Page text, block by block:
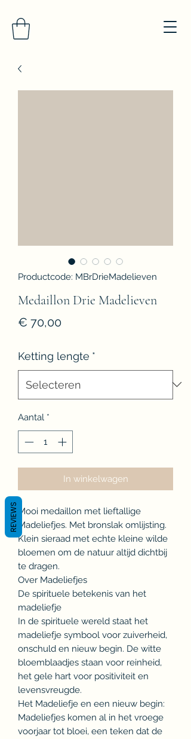
Productcode: MBrDrieMadelieven
Medaillon Drie Madelieven
€ 70,00Prijs
Ketting lengte *
Aantal *
In winkelwagen
Mooi medaillon met lieftallige
Madeliefjes. Met bronslak omlijsting.
Klein sieraad met echte kleine wilde
bloemen om de natuur altijd dichtbij
te dragen.
Over Madeliefjes
De spirituele betekenis van het
madeliefje
In de spirituele wereld staat het
madeliefje symbool voor zuiverheid,
onschuld en nieuw begin. De witte
bloemblaadjes staan voor reinheid,
het gele hart voor positiviteit en
levensvreugde.
Het Madeliefje en een nieuw begin:
Madeliefjes komen al in het vroege
voorjaar tot bloei, een teken dat de
REVIEWS